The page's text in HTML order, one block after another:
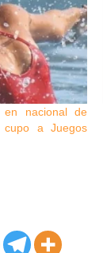
en nacional de
cupo a Juegos